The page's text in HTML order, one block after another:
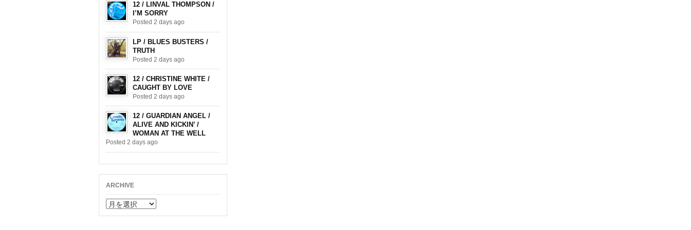
12 / LINVAL THOMPSON /
I’M SORRY
Posted 2 days ago
LP / BLUES BUSTERS /
TRUTH
Posted 2 days ago
12 / CHRISTINE WHITE /
CAUGHT BY LOVE
Posted 2 days ago
12 / GUARDIAN ANGEL /
ALIVE AND KICKIN’ /
WOMAN AT THE WELL
Posted 2 days ago
ARCHIVE
ARCHIVE